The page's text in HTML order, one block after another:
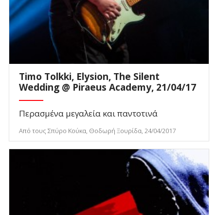
Timo Tolkki, Elysion, The Silent
Wedding @ Piraeus Academy, 21/04/17
Περασμένα μεγαλεία και παντοτινά
Από τους Σπύρο Κούκα, Θοδωρή Ξουρίδα, 24/04/2017